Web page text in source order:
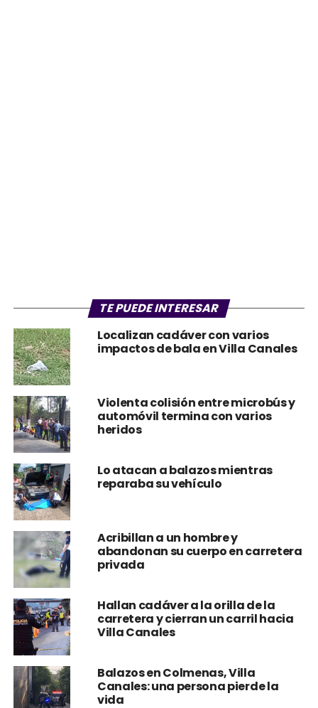
TE PUEDE INTERESAR
Localizan cadáver con varios
impactos de bala en Villa Canales
Violenta colisión entre microbús y
automóvil termina con varios
heridos
Lo atacan a balazos mientras
reparaba su vehículo
Acribillan a un hombre y
abandonan su cuerpo en carretera
privada
Hallan cadáver a la orilla de la
carretera y cierran un carril hacia
Villa Canales
Balazos en Colmenas, Villa
Canales: una persona pierde la
vida